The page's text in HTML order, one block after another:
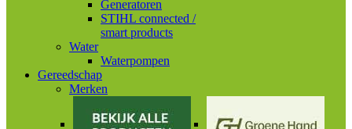
Generatoren
STIHL connected /
smart products
Water
Waterpompen
Gereedschap
Merken